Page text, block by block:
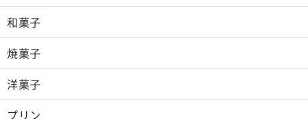
和菓子
焼菓子
洋菓子
プリン